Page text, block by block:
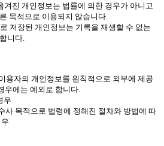
겨진 개인정보는 법률에 의한 경우가 아니고
목적으로 이용되지 않습니다.
저장된 개인정보는 기록을 재생할 수 없는
니다.
용자의 개인정보를 원칙적으로 외부에 제공
우에는 예외로 합니다.
우
사 목적으로 법령에 정해진 절차와 방법에 따